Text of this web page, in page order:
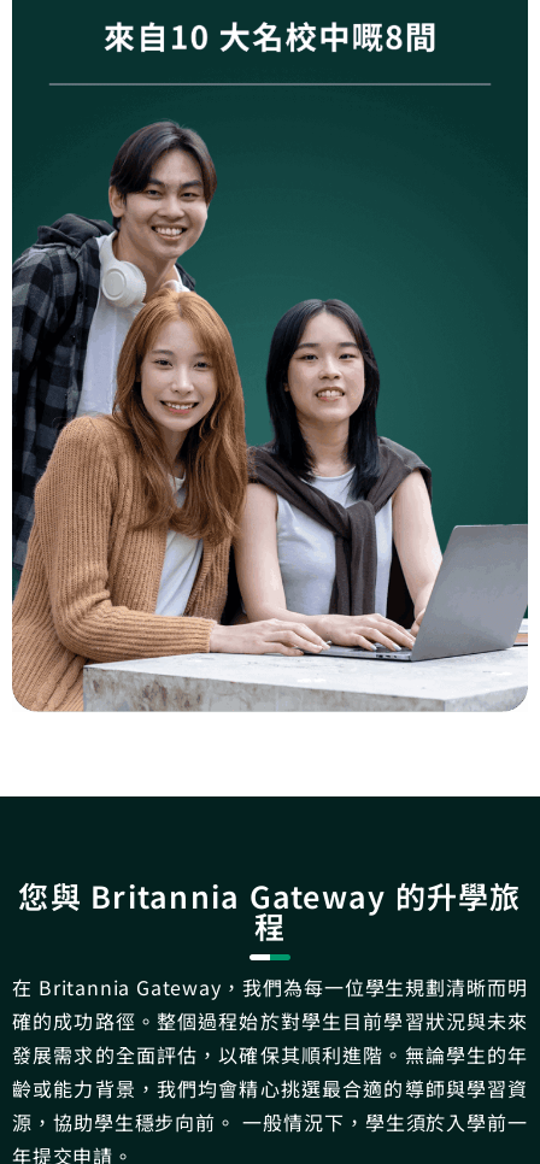
您與 Britannia Gateway 的升學旅
程
在 Britannia Gateway，我們為每一位學生規劃清晰而明
確的成功路徑。整個過程始於對學生目前學習狀況與未來
發展需求的全面評估，以確保其順利進階。無論學生的年
齡或能力背景，我們均會精心挑選最合適的導師與學習資
源，協助學生穩步向前。 一般情況下，學生須於入學前一
年提交申請。